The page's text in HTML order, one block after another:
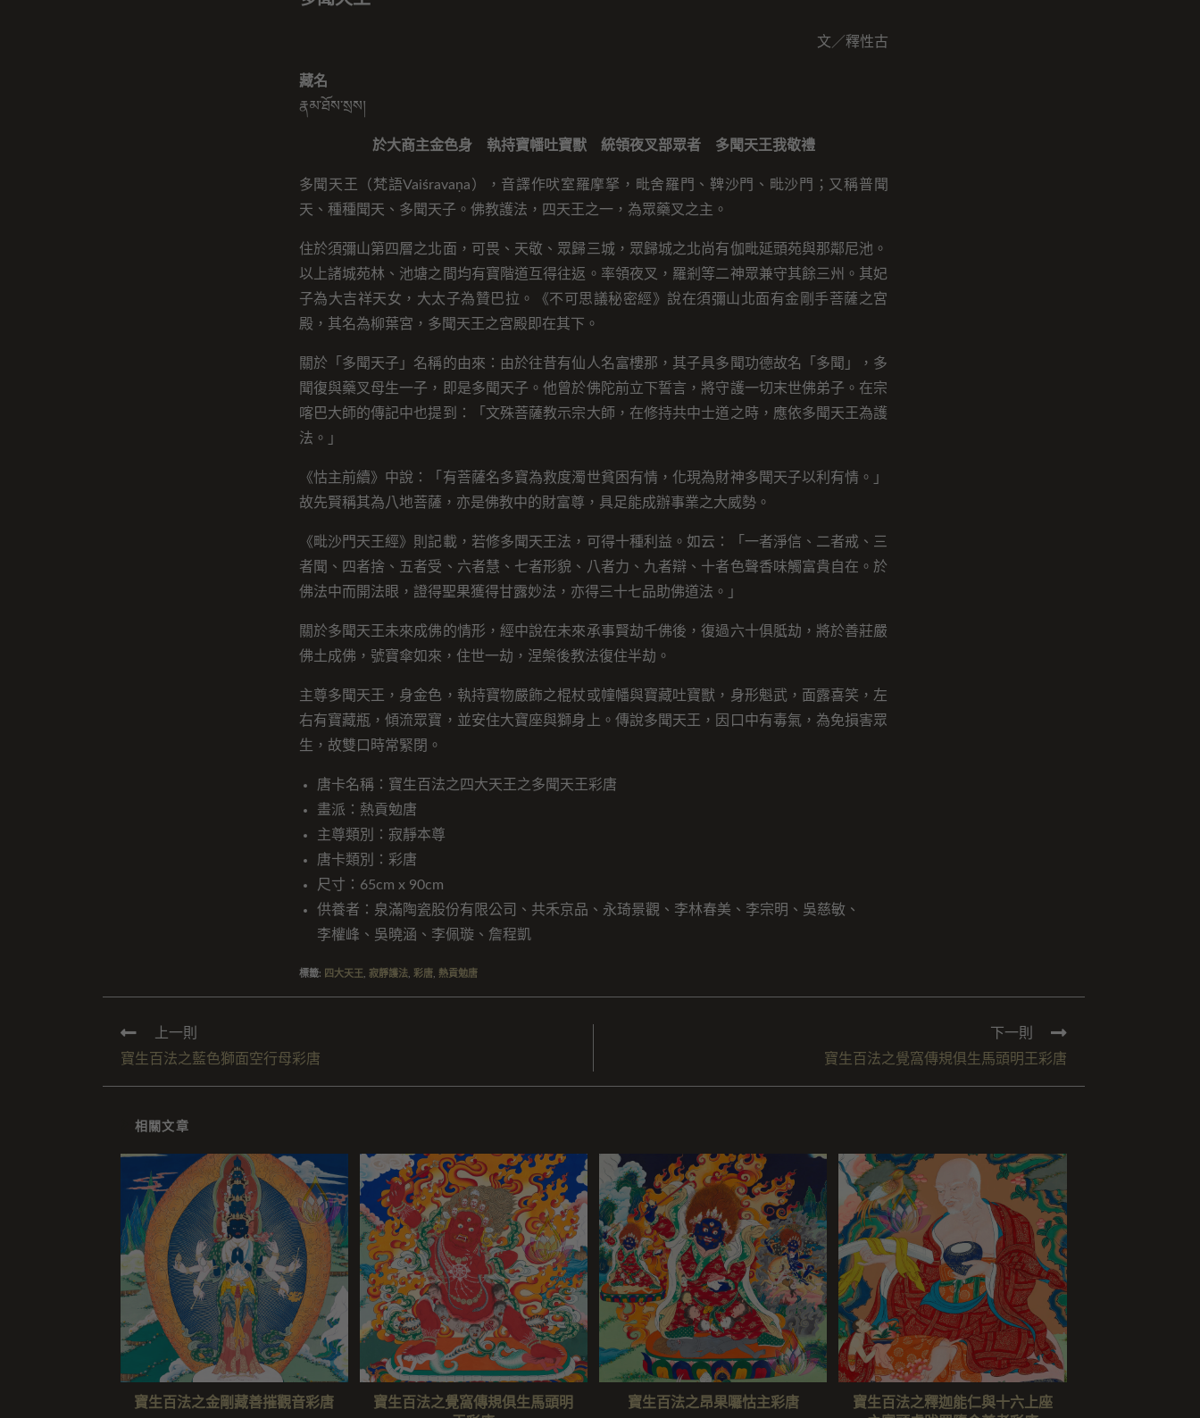
文／釋性古
藏名
རྣམ་ཐོས་སྲས།
於大商主金色身 執持寶幡吐寶獸 統領夜叉部眾者 多聞天王我敬禮
多聞天王（梵語Vaiśravaṇa），音譯作吠室羅摩拏，毗舍羅門、鞞沙門、毗沙門；又稱普聞
天、種種聞天、多聞天子。佛教護法，四天王之一，為眾藥叉之主。
住於須彌山第四層之北面，可畏、天敬、眾歸三城，眾歸城之北尚有伽毗延頭苑與那鄰尼池。
以上諸城苑林、池塘之間均有寶階道互得往返。率領夜叉，羅剎等二神眾兼守其餘三州。其妃
子為大吉祥天女，大太子為贊巴拉。《不可思議秘密經》說在須彌山北面有金剛手菩薩之宮
殿，其名為柳葉宮，多聞天王之宮殿即在其下。
關於「多聞天子」名稱的由來：由於往昔有仙人名富樓那，其子具多聞功德故名「多聞」，多
聞復與藥叉母生一子，即是多聞天子。他曾於佛陀前立下誓言，將守護一切末世佛弟子。在宗
喀巴大師的傳記中也提到：「文殊菩薩教示宗大師，在修持共中士道之時，應依多聞天王為護
法。」
《怙主前續》中說：「有菩薩名多寶為救度濁世貧困有情，化現為財神多聞天子以利有情。」
故先賢稱其為八地菩薩，亦是佛教中的財富尊，具足能成辦事業之大威勢。
《毗沙門天王經》則記載，若修多聞天王法，可得十種利益。如云：「一者淨信、二者戒、三
者聞、四者捨、五者受、六者慧、七者形貌、八者力、九者辯、十者色聲香味觸富貴自在。於
佛法中而開法眼，證得聖果獲得甘露妙法，亦得三十七品助佛道法。」
關於多聞天王未來成佛的情形，經中說在未來承事賢劫千佛後，復過六十俱胝劫，將於善莊嚴
佛土成佛，號寶傘如來，住世一劫，涅槃後教法復住半劫。
主尊多聞天王，身金色，執持寶物嚴飾之棍杖或幢幡與寶藏吐寶獸，身形魁武，面露喜笑，左
右有寶藏瓶，傾流眾寶，並安住大寶座與獅身上。傳說多聞天王，因口中有毒氣，為免損害眾
生，故雙口時常緊閉。
唐卡名稱：寶生百法之四大天王之多聞天王彩唐
畫派：熱貢勉唐
主尊類別：寂靜本尊
唐卡類別：彩唐
尺寸：65cm x 90cm
供養者：泉滿陶瓷股份有限公司、共禾京品、永琦景觀、李林春美、李宗明、吳慈敏、
李權峰、吳曉涵、李佩璇、詹程凱
標籤: 四大天王, 寂靜護法, 彩唐, 熱貢勉唐
上一則
寶生百法之藍色獅面空行母彩唐
下一則
寶生百法之覺窩傳規俱生馬頭明王彩唐
相關文章
寶生百法之金剛藏善摧觀音彩唐
寶生百法之覺窩傳規俱生馬頭明
寶生百法之昂果囉怙主彩唐
寶生百法之釋迦能仁與十六上座